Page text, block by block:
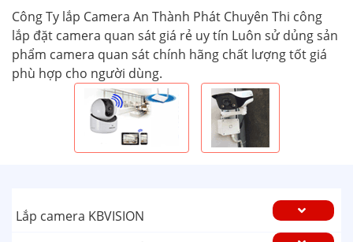
Công Ty lắp Camera An Thành Phát Chuyên Thi công
lắp đặt camera quan sát giá rẻ uy tín Luôn sử dủng sản
phẩm camera quan sát chính hãng chất lượng tốt giá
phù hợp cho người dùng.
Lắp camera KBVISION